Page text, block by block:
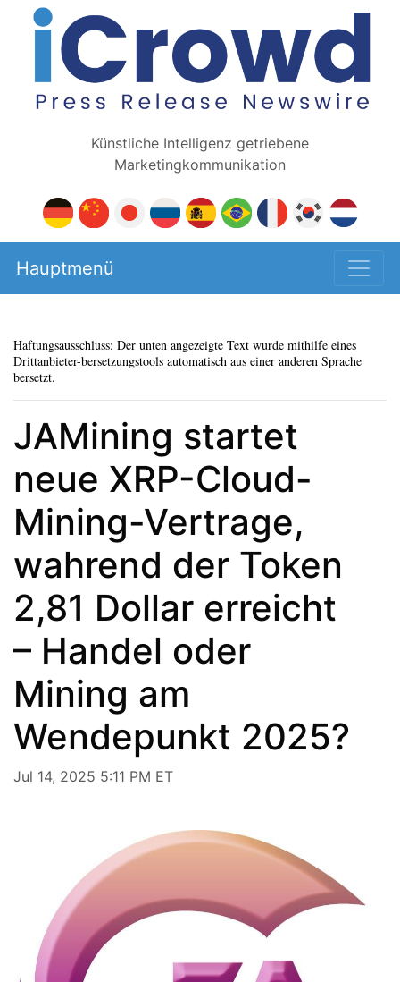
Künstliche Intelligenz getriebene
Marketingkommunikation
Hauptmenü
Haftungsausschluss: Der unten angezeigte Text wurde mithilfe eines
Drittanbieter-bersetzungstools automatisch aus einer anderen Sprache
bersetzt.
JAMining startet
neue XRP-Cloud-
Mining-Vertrage,
wahrend der Token
2,81 Dollar erreicht
– Handel oder
Mining am
Wendepunkt 2025?
Jul 14, 2025 5:11 PM ET